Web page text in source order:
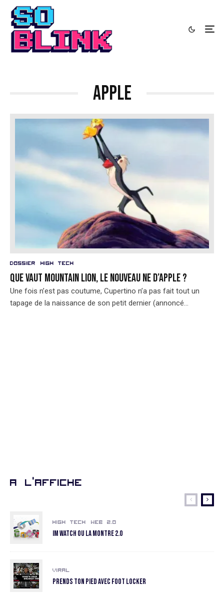
Apple
Dossier High Tech
Que vaut Mountain Lion, le nouveau ne d’Apple ?
Une fois n’est pas coutume, Cupertino n’a pas fait tout un
tapage de la naissance de son petit dernier (annoncé...
A l’affiche
High Tech Web 2.0
Im Watch ou la montre 2.0
Viral
Prends ton pied avec Foot Locker